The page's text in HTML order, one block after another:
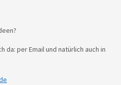
da: per Email und natürlich auch in